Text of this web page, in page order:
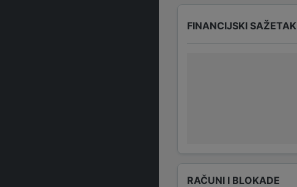
FINANCIJSKI SAŽETAK
RAČUNI I BLOKADE